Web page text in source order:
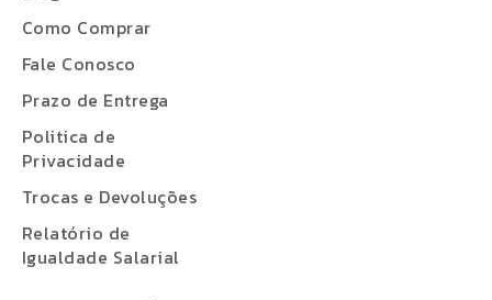
Como Comprar
Fale Conosco
Prazo de Entrega
Politica de
Privacidade
Trocas e Devoluções
Relatório de
Igualdade Salarial